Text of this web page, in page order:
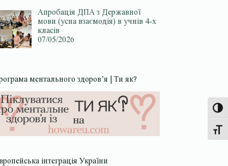
Апробація ДПА з Державної
мови (усна взаємодія) в учнів 4-х
класів
07/05/2026
ментального здоров’я | Ти як?
інтеграція України